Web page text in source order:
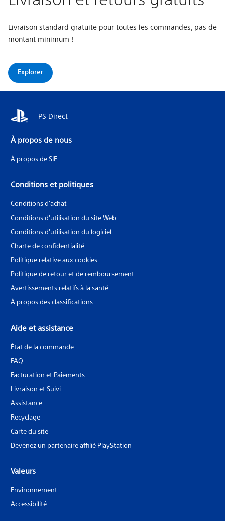
Livraison standard gratuite pour toutes les commandes, pas de
montant minimum !
Explorer
PS Direct
À propos de nous
À propos de SIE
Conditions et politiques
Conditions d'achat
Conditions d'utilisation du site Web
Conditions d'utilisation du logiciel
Charte de confidentialité
Politique relative aux cookies
Politique de retour et de remboursement
Avertissements relatifs à la santé
À propos des classifications
Aide et assistance
État de la commande
FAQ
Facturation et Paiements
Livraison et Suivi
Assistance
Recyclage
Carte du site
Devenez un partenaire affilié PlayStation
Valeurs
Environnement
Accessibilité